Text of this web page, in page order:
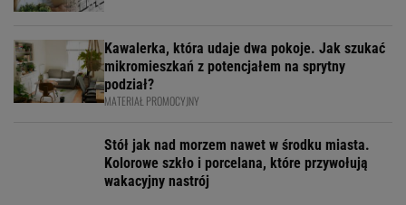
Kawalerka, która udaje dwa pokoje. Jak szukać
mikromieszkań z potencjałem na sprytny
podział?
MATERIAŁ PROMOCYJNY
Stół jak nad morzem nawet w środku miasta.
Kolorowe szkło i porcelana, które przywołują
wakacyjny nastrój